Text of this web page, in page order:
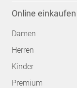
Online einkaufen
Damen
Herren
Kinder
Premium